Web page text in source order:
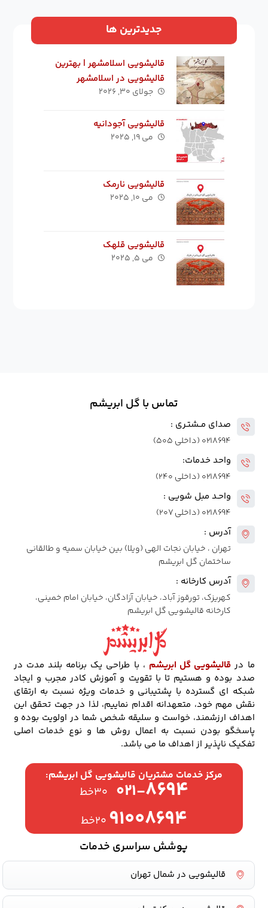
جدیدترین ها
قالیشویی اسلامشهر | بهترین
قالیشویی در اسلامشهر
جولای ۳۰, ۲۰۲۶
قالیشویی آجودانیه
می ۱۹, ۲۰۲۵
قالیشویی نارمک
می ۱۰, ۲۰۲۵
قالیشویی قلهک
می ۵, ۲۰۲۵
تماس با گل ابریشم
صدای مــشتـری :
۰۲۱۸۶۹۴ (داخلی ۵۰۵)
واحد خدمات:
۰۲۱۸۶۹۴ (داخلی ۲۴۰)
واحـد مبل شویی :
۰۲۱۸۶۹۴ (داخلی ۲۰۷)
آدرس :
تهران ، خیابان نجات الهی (ویلا) بین خیابان سمیه و طالقانی
ساختمان گل ابریشم
آدرس کارخانه :
کهریزک، تورقوز آباد، خیابان آزادگان، خیابان امام خمینی،
کارخانه قالیشویی گل ابریشم
ما در قالیشویی گل ابریشم ، با طراحی یک برنامه بلند مدت در
صدد بوده و هستیم تا با تقویت و آموزش کادر مجرب و ایجاد
شبکه ای گسترده با پشتیبانی و خدمات ویژه نسبت به ارتقای
نقش مهم خود، متعهدانه اقدام نماییم، لذا در جهت تحقق این
اهداف ارزشمند، خواست و سلیقه شخص شما در اولویت بوده و
پاسخگو بودن نسبت به اعمال روش ها و نوع خدمات اصلی
تفکیک ناپذیر از اهداف ما می باشد.
مرکز خدمات مشتریان قالیشویی گل ابریشم:
۰۲۱-۸۶۹۴ ۳۰خط
۹۱۰۰۸۶۹۴ ۲۰خط
پوشش سراسری خدمات
قالیشویی در شمال تهران